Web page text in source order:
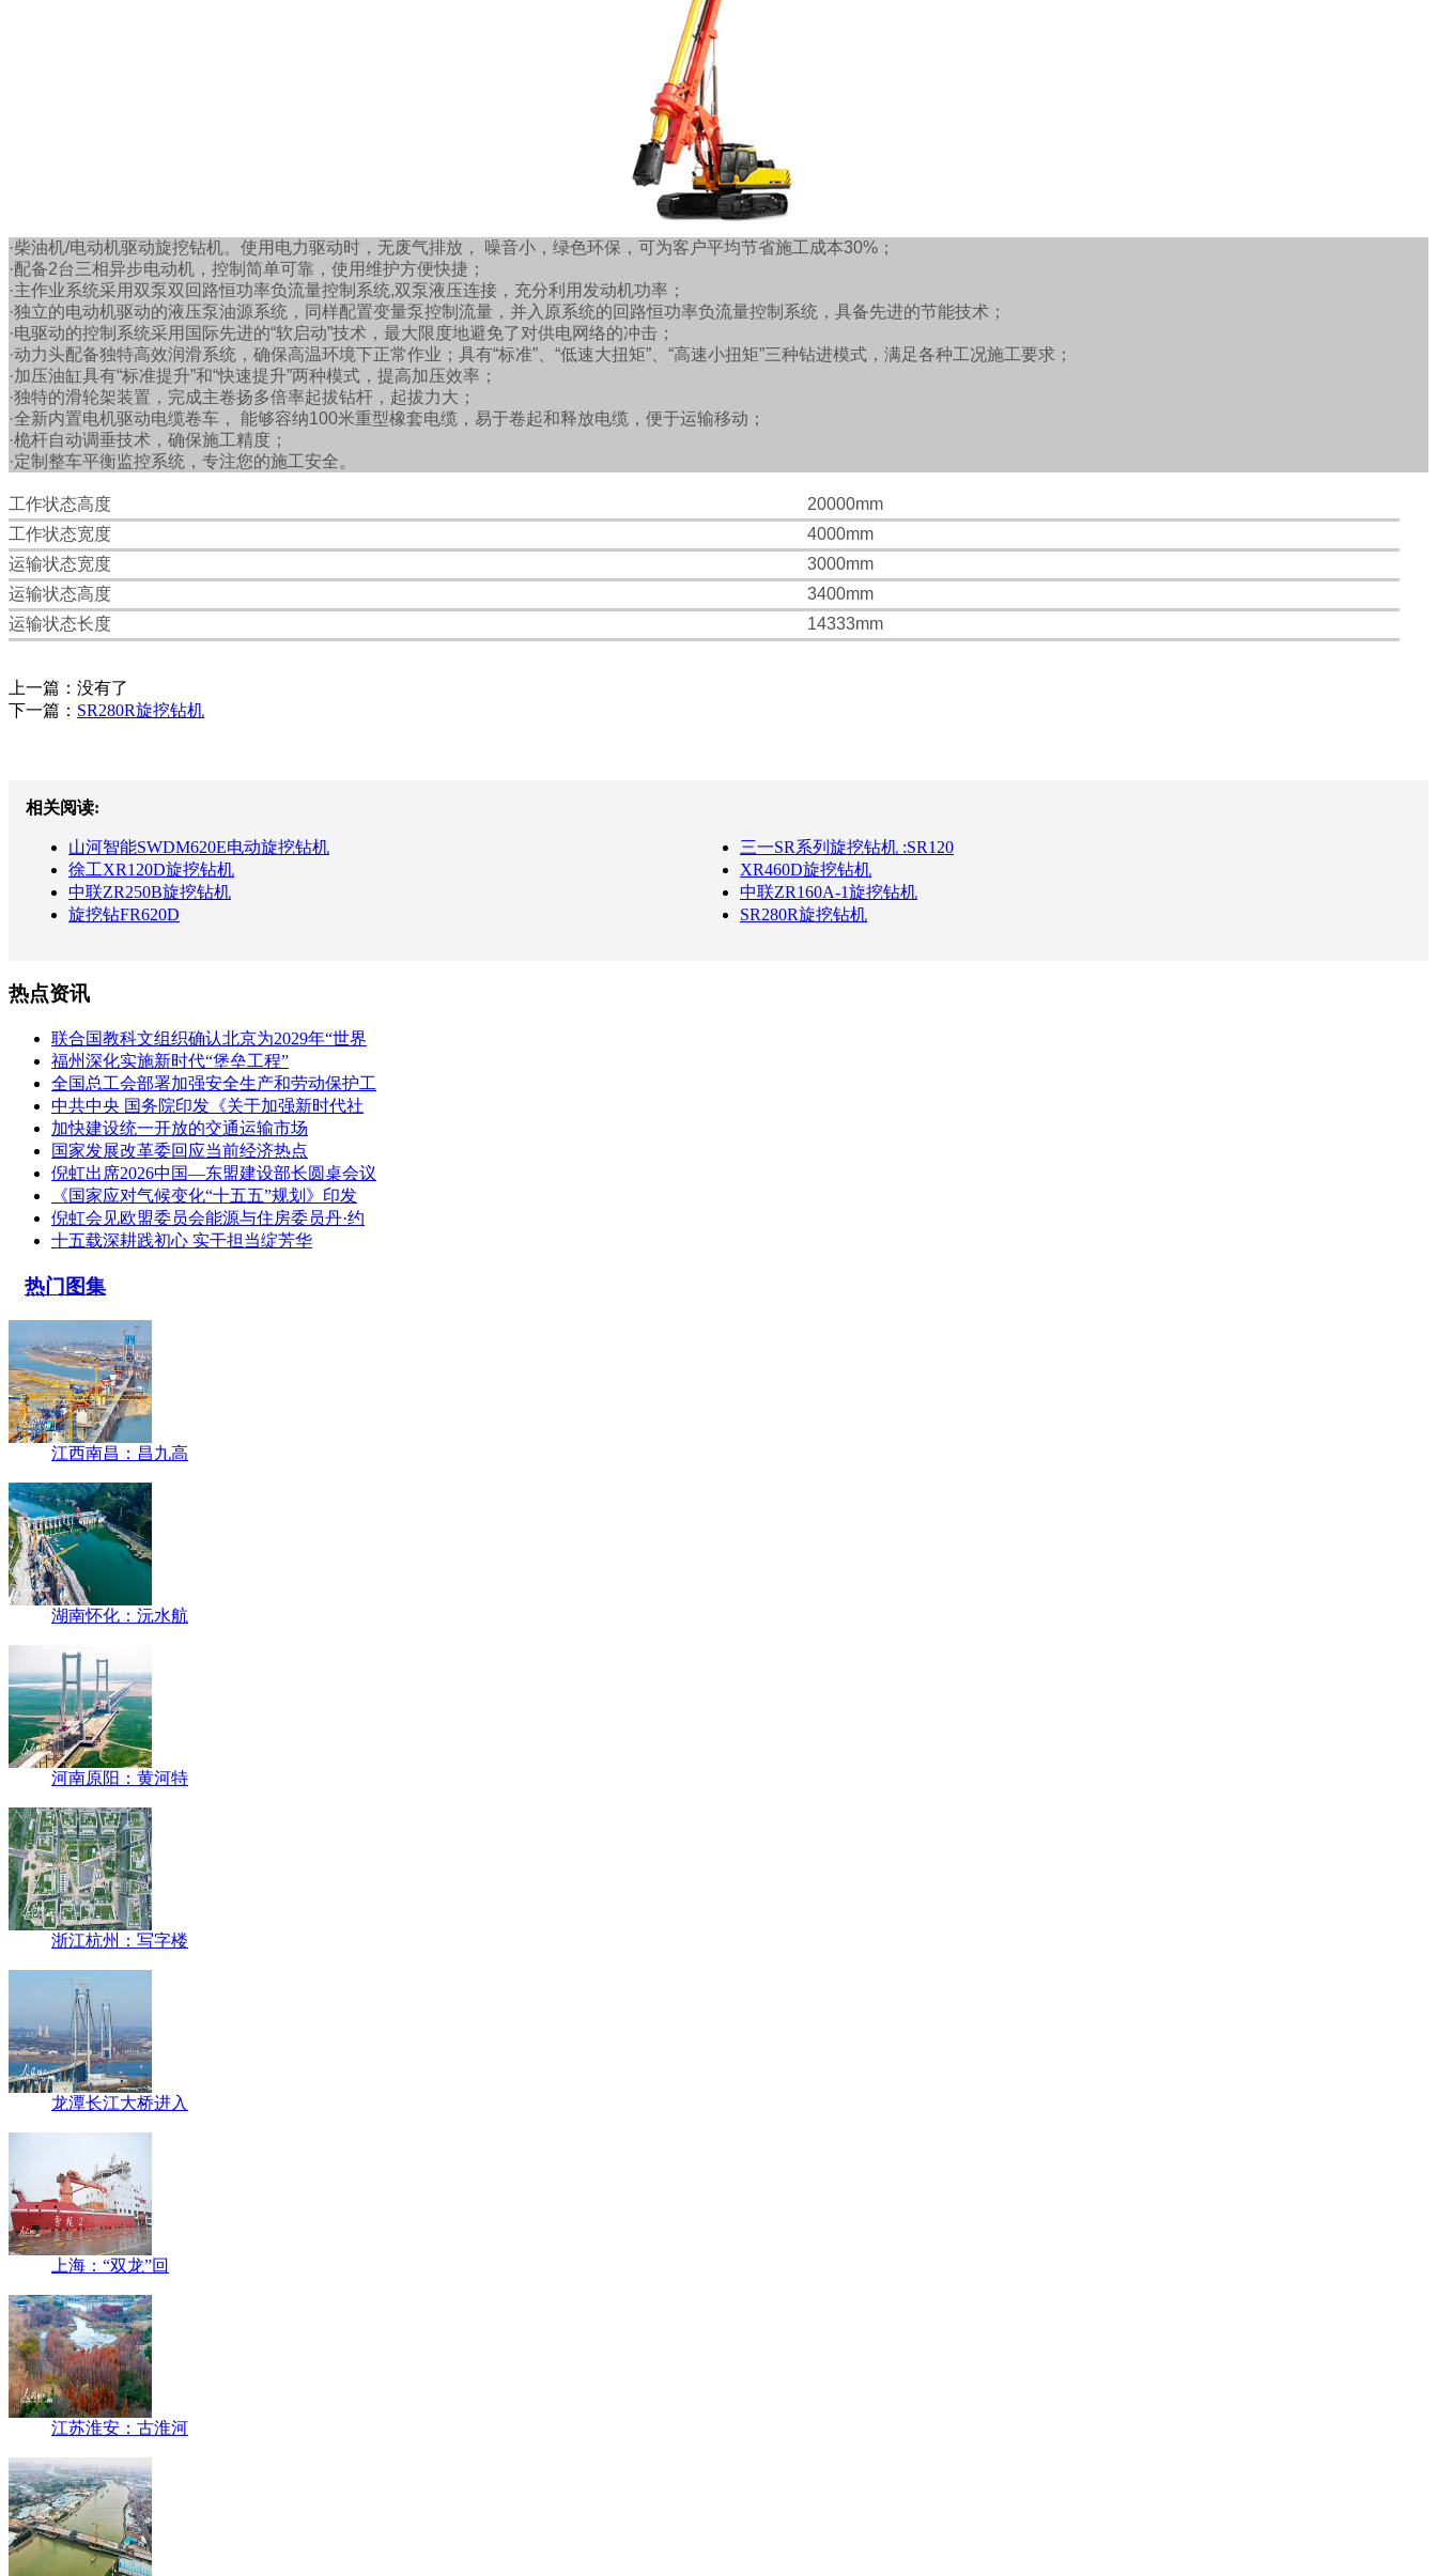
·柴油机/电动机驱动旋挖钻机。使用电力驱动时，无废气排放， 噪音小，绿色环保，可为客户平均节省施工成本30%；
·配备2台三相异步电动机，控制简单可靠，使用维护方便快捷；
·主作业系统采用双泵双回路恒功率负流量控制系统,双泵液压连接，充分利用发动机功率；
·独立的电动机驱动的液压泵油源系统，同样配置变量泵控制流量，并入原系统的回路恒功率负流量控制系统，具备先进的节能技术；
·电驱动的控制系统采用国际先进的“软启动”技术，最大限度地避免了对供电网络的冲击；
·动力头配备独特高效润滑系统，确保高温环境下正常作业；具有“标准”、“低速大扭矩”、“高速小扭矩”三种钻进模式，满足各种工况施工要求；
·加压油缸具有“标准提升”和“快速提升”两种模式，提高加压效率；
·独特的滑轮架装置，完成主卷扬多倍率起拔钻杆，起拔力大；
·全新内置电机驱动电缆卷车， 能够容纳100米重型橡套电缆，易于卷起和释放电缆，便于运输移动；
·桅杆自动调垂技术，确保施工精度；
·定制整车平衡监控系统，专注您的施工安全。
工作状态高度
20000mm
工作状态宽度
4000mm
运输状态宽度
3000mm
运输状态高度
3400mm
运输状态长度
14333mm
上一篇：没有了
下一篇： SR280R旋挖钻机
相关阅读:
山河智能SWDM620E电动旋挖钻机
三一SR系列旋挖钻机 :SR120
徐工XR120D旋挖钻机
XR460D旋挖钻机
中联ZR250B旋挖钻机
中联ZR160A-1旋挖钻机
旋挖钻FR620D
SR280R旋挖钻机
热点资讯
联合国教科文组织确认北京为2029年“世界
福州深化实施新时代“堡垒工程”
全国总工会部署加强安全生产和劳动保护工
中共中央 国务院印发《关于加强新时代社
加快建设统一开放的交通运输市场
国家发展改革委回应当前经济热点
倪虹出席2026中国—东盟建设部长圆桌会议
《国家应对气候变化“十五五”规划》印发
倪虹会见欧盟委员会能源与住房委员丹·约
十五载深耕践初心 实干担当绽芳华
热门图集
江西南昌：昌九高
湖南怀化：沅水航
河南原阳：黄河特
浙江杭州：写字楼
龙潭长江大桥进入
上海：“双龙”回
江苏淮安：古淮河